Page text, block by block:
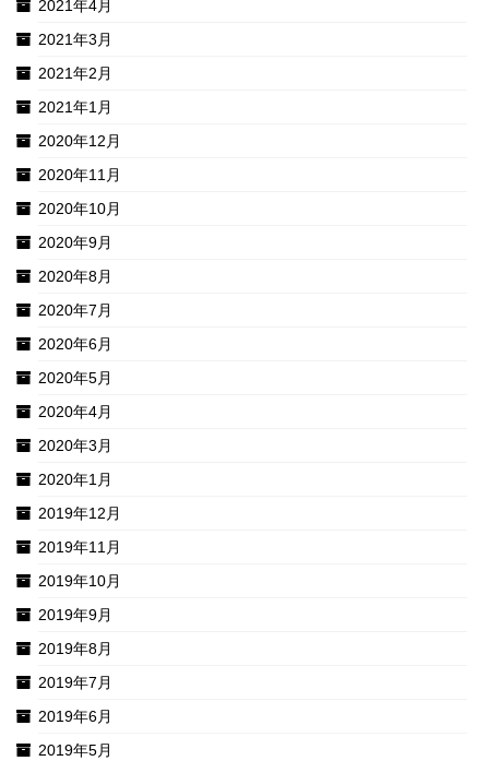
2021年4月
2021年3月
2021年2月
2021年1月
2020年12月
2020年11月
2020年10月
2020年9月
2020年8月
2020年7月
2020年6月
2020年5月
2020年4月
2020年3月
2020年1月
2019年12月
2019年11月
2019年10月
2019年9月
2019年8月
2019年7月
2019年6月
2019年5月